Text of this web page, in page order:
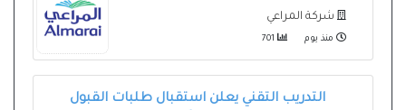
شركة المراعي
منذ يوم
التدريب التقني يعلن استقبال طلبات القبول